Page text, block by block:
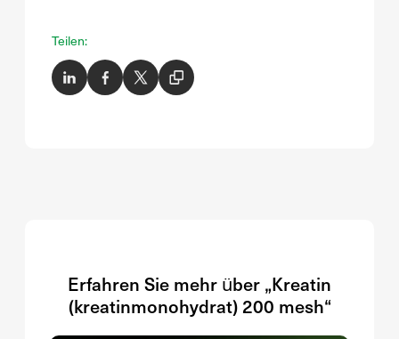
Teilen:
Erfahren Sie mehr über „Kreatin
(kreatinmonohydrat) 200 mesh“